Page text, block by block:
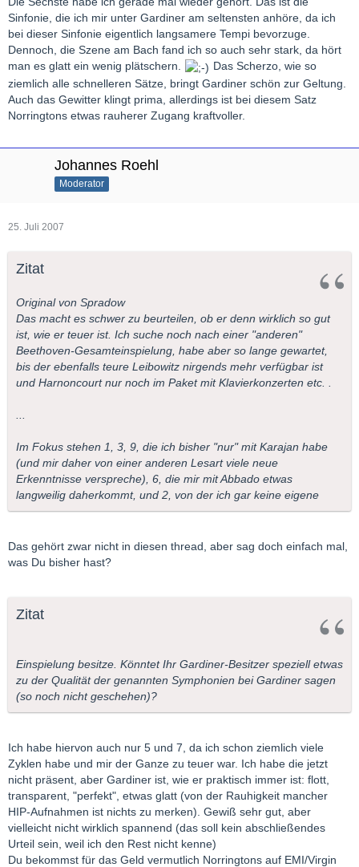
Sinfonie, die ich mir unter Gardiner am seltensten anhöre, da ich
bei dieser Sinfonie eigentlich langsamere Tempi bevorzuge.
Dennoch, die Szene am Bach fand ich so auch sehr stark, da hört
man es glatt ein wenig plätschern.
Das Scherzo, wie so
ziemlich alle schnelleren Sätze, bringt Gardiner schön zur Geltung.
Auch das Gewitter klingt prima, allerdings ist bei diesem Satz
Norringtons etwas rauherer Zugang kraftvoller.
Johannes Roehl
Moderator
25. Juli 2007
Zitat
Original von Spradow
Das macht es schwer zu beurteilen, ob er denn wirklich so gut
ist, wie er teuer ist. Ich suche noch nach einer "anderen"
Beethoven-Gesamteinspielung, habe aber so lange gewartet,
bis der ebenfalls teure Leibowitz nirgends mehr verfügbar ist
und Harnoncourt nur noch im Paket mit Klavierkonzerten etc. .
Im Fokus stehen 1, 3, 9, die ich bisher "nur" mit Karajan habe
(und mir daher von einer anderen Lesart viele neue
Erkenntnisse verspreche), 6, die mir mit Abbado etwas
langweilig daherkommt, und 2, von der ich gar keine eigene
Das gehört zwar nicht in diesen thread, aber sag doch einfach mal,
was Du bisher hast?
Zitat
Einspielung besitze. Könntet Ihr Gardiner-Besitzer speziell etwas
zu der Qualität der genannten Symphonien bei Gardiner sagen
(so noch nicht geschehen)?
Ich habe hiervon auch nur 5 und 7, da ich schon ziemlich viele
Zyklen habe und mir der Ganze zu teuer war. Ich habe die jetzt
nicht präsent, aber Gardiner ist, wie er praktisch immer ist: flott,
transparent, "perfekt", etwas glatt (von der Rauhigkeit mancher
HIP-Aufnahmen ist nichts zu merken). Gewiß sehr gut, aber
vielleicht nicht wirklich spannend (das soll kein abschließendes
Urteil sein, weil ich den Rest nicht kenne)
Du bekommst für das Geld vermutlich Norringtons auf EMI/Virgin